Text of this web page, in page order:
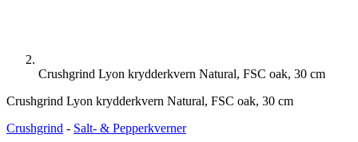
Crushgrind Lyon krydderkvern Natural, FSC oak, 30 cm
Crushgrind Lyon krydderkvern Natural, FSC oak, 30 cm
Crushgrind - Salt- & Pepperkverner